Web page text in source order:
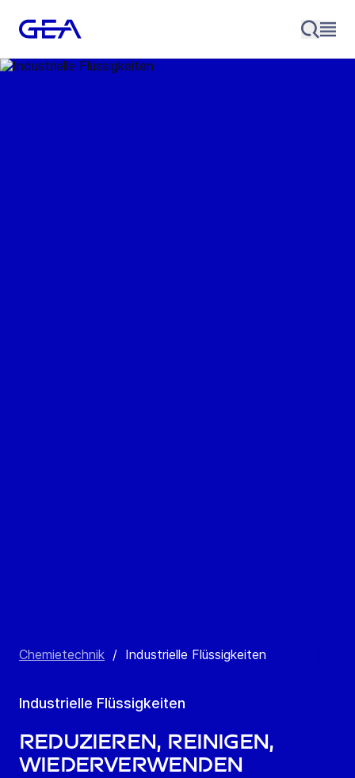
Chemietechnik / Industrielle Flüssigkeiten
Industrielle Flüssigkeiten
Reduzieren, Reinigen,
Wiederverwenden